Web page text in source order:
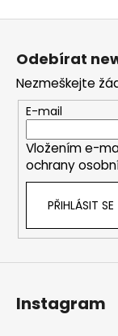
Z
Odebírat
Nezmeškejte
E-mail
Vložením e-
ochrany
PŘIHLÁSIT SE
Instagram